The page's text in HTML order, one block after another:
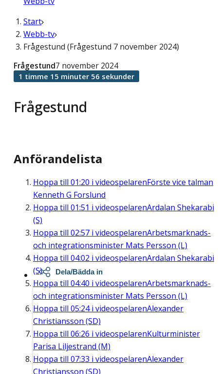
Start
Webb-tv
Frågestund (Frågestund 7 november 2024)
Frågestund
Frågestund7 november 2024
1 timme 15 minuter 56 sekunder
Anförandelista
Hoppa till 01:20 i videospelarenFörste vice talman
Kenneth G Forslund
Hoppa till 01:51 i videospelarenArdalan Shekarabi
(S)
Hoppa till 02:57 i videospelarenArbetsmarknads-
och integrationsminister Mats Persson (L)
Hoppa till 04:02 i videospelarenArdalan Shekarabi
(S)
Hoppa till 04:40 i videospelarenArbetsmarknads-
och integrationsminister Mats Persson (L)
Hoppa till 05:24i videospelarenAlexander
Christiansson (SD)
Hoppa till 06:26 i videospelarenKulturminister
Parisa Liljestrand (M)
Hoppa till 07:33 i videospelarenAlexander
Christiansson (SD)
Dela/Bädda in